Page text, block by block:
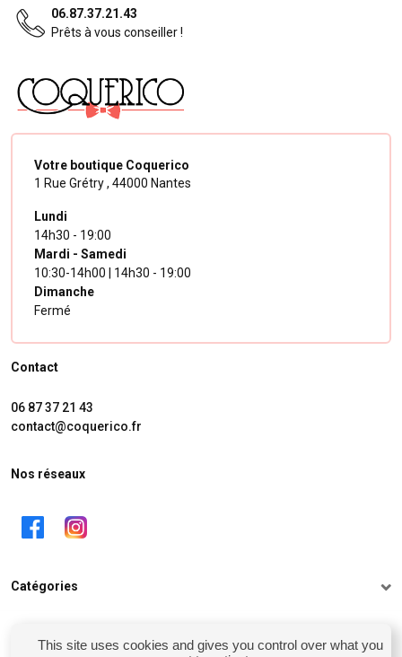
06.87.37.21.43
Prêts à vous conseiller !
Votre boutique Coquerico
1 Rue Grétry , 44000 Nantes
Lundi
14h30 - 19:00
Mardi - Samedi
10:30-14h00 | 14h30 - 19:00
Dimanche
Fermé
Contact
06 87 37 21 43
contact@coquerico.fr
Nos réseaux
Catégories
This site uses cookies and gives you control over what you